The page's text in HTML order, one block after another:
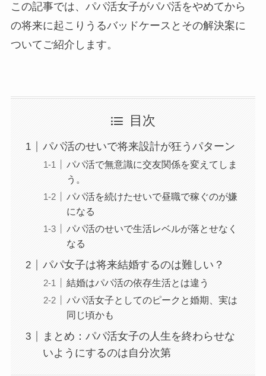
この記事では、パパ活女子がパパ活をやめてから
の将来に起こりうるバッドケースとその解決案に
ついてご紹介します。
目次
パパ活のせいで将来設計が狂うパターン
パパ活で無意識に交友関係を変えてしま
う。
パパ活を続けたせいで昼職で稼ぐのが嫌
になる
パパ活のせいで生活レベルが落とせなく
なる
パパ女子は将来結婚するのは難しい？
結婚はパパ活の依存生活とは違う
パパ活女子としてのピークと婚期、実は
同じ頃かも
まとめ：パパ活女子の人生を終わらせな
いようにするのは自分次第